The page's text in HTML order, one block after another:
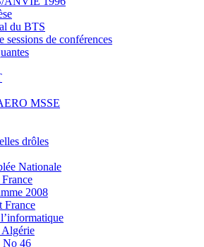
du BTS
sessions de conférences
MSSE
drôles
Nationale
2008
France
No 46